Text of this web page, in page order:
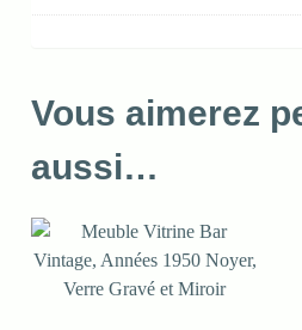
Vous aimerez
aussi…